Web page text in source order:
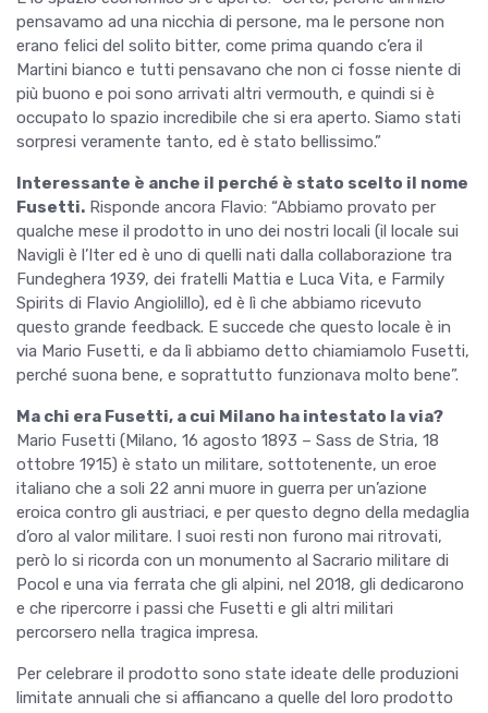
pensavamo ad una nicchia di persone, ma le persone non
erano felici del solito bitter, come prima quando c’era il
Martini bianco e tutti pensavano che non ci fosse niente di
più buono e poi sono arrivati altri vermouth, e quindi si è
occupato lo spazio incredibile che si era aperto. Siamo stati
sorpresi veramente tanto, ed è stato bellissimo.”
Interessante è anche il perché è stato scelto il nome
Fusetti. Risponde ancora Flavio: “Abbiamo provato per
qualche mese il prodotto in uno dei nostri locali (il locale sui
Navigli è l’Iter ed è uno di quelli nati dalla collaborazione tra
Fundeghera 1939, dei fratelli Mattia e Luca Vita, e Farmily
Spirits di Flavio Angiolillo), ed è lì che abbiamo ricevuto
questo grande feedback. E succede che questo locale è in
via Mario Fusetti, e da lì abbiamo detto chiamiamolo Fusetti,
perché suona bene, e soprattutto funzionava molto bene”.
Ma chi era Fusetti, a cui Milano ha intestato la via?
Mario Fusetti (Milano, 16 agosto 1893 – Sass de Stria, 18
ottobre 1915) è stato un militare, sottotenente, un eroe
italiano che a soli 22 anni muore in guerra per un’azione
eroica contro gli austriaci, e per questo degno della medaglia
d’oro al valor militare. I suoi resti non furono mai ritrovati,
però lo si ricorda con un monumento al Sacrario militare di
Pocol e una via ferrata che gli alpini, nel 2018, gli dedicarono
e che ripercorre i passi che Fusetti e gli altri militari
percorsero nella tragica impresa.
Per celebrare il prodotto sono state ideate delle produzioni
limitate annuali che si affiancano a quelle del loro prodotto